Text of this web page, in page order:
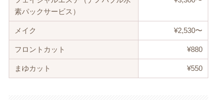
素パックサービス）
メイク ¥2,530〜
フロントカット ¥880
まゆカット ¥550